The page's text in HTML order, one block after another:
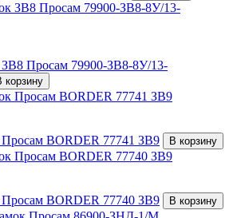
ЗВ8 Просам 79900-ЗВ8-8У/13-
корзину
Просам BORDER 77741 ЗВ9
В корзину
Просам BORDER 77740 ЗВ9
В корзину